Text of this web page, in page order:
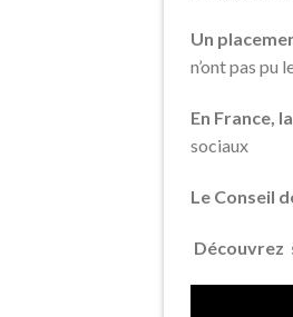
Un
n’ont pas pu
En France,
sociaux
Le Conseil
Découvrez